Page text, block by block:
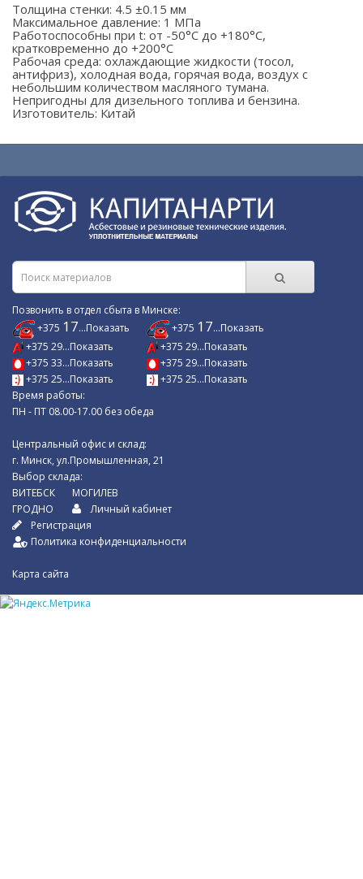
Толщина стенки: 4.5 ±0.15 мм
Максимальное давление: 1 МПа
Работоспособны при t: от -50°С до +180°С,
кратковременно до +200°С
Рабочая среда: охлаждающие жидкости (тосол,
антифриз), холодная вода, горячая вода, воздух с
небольшим количеством масляного тумана.
Непригодны для дизельного топлива и бензина.
Изготовитель: Китай
Позвонить в отдел сбыта в Минске:
+375 17...Показать
+375 29...Показать
+375 33...Показать
+375 25...Показать
+375 17...Показать
+375 29...Показать
+375 29...Показать
+375 25...Показать
Время работы:
ПН - ПТ 08.00-17.00 без обеда
Центральный офис и склад:
г. Минск, ул.Промышленная, 21
Выбор склада:
ВИТЕБСК
ГРОДНО
МОГИЛЕВ
Личный кабинет
Регистрация
Политика конфиденциальности
Карта сайта